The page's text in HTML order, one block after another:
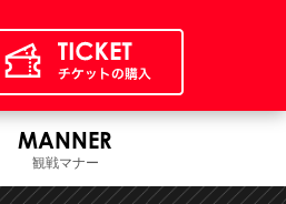
MANNER
観戦マナー